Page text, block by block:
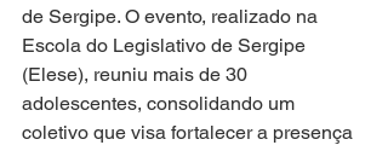
de Sergipe. O evento, realizado na
Escola do Legislativo de Sergipe
(Elese), reuniu mais de 30
adolescentes, consolidando um
coletivo que visa fortalecer a presença